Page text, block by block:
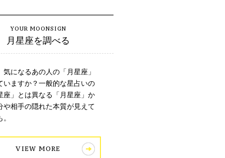
月星座を調べる
気になるあの人の「月星座」
いますか？一般的な星占いの
座」とは異なる「月星座」か
や相手の隠れた本質が見えて
VIEW MORE